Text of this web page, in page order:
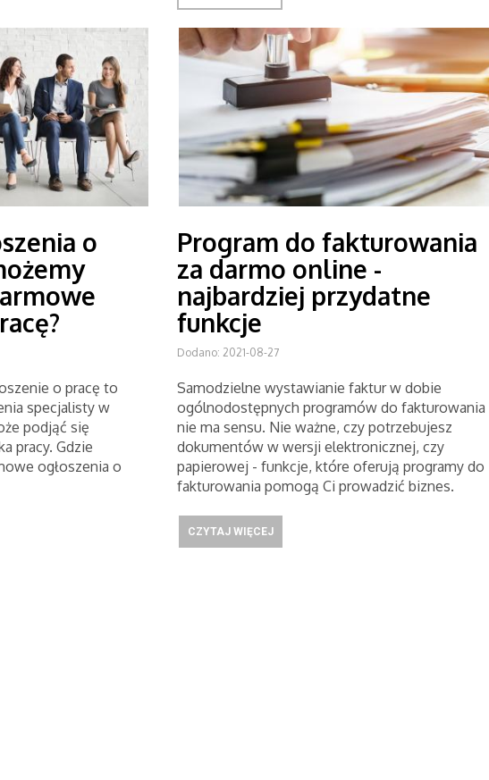
o
o pracę to
specjalisty w
podjąć się
pracy. Gdzie
ogłoszenia o
Program do fakturowania
za darmo online -
najbardziej przydatne
funkcje
Dodano: 2021-08-27
Samodzielne wystawianie faktur w dobie
ogólnodostępnych programów do fakturowania
nie ma sensu. Nie ważne, czy potrzebujesz
dokumentów w wersji elektronicznej, czy
papierowej - funkcje, które oferują programy do
fakturowania pomogą Ci prowadzić biznes.
CZYTAJ WIĘCEJ